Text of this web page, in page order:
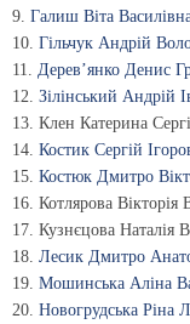
9. Галиш Віта
10. Гільчук Андрій
11. Дерев’янко Денис
12. Зілінський
13. Клен Катерина
14. Костик Сергій
15. Костюк Дмитро
16. Котлярова
17. Кузнєцова
18. Лесик Дмитро
19. Мошинська Аліна
20. Новогрудська Ріна